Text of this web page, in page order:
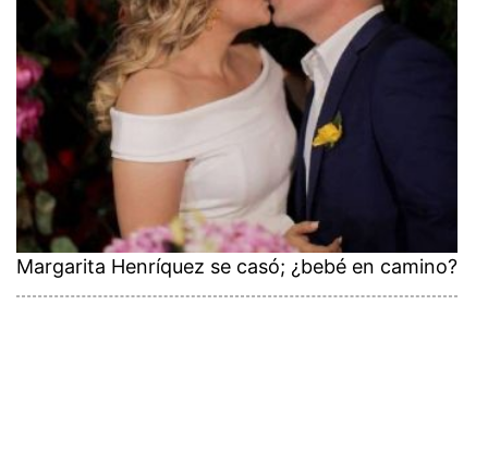
Margarita Henríquez se casó; ¿bebé en camino?